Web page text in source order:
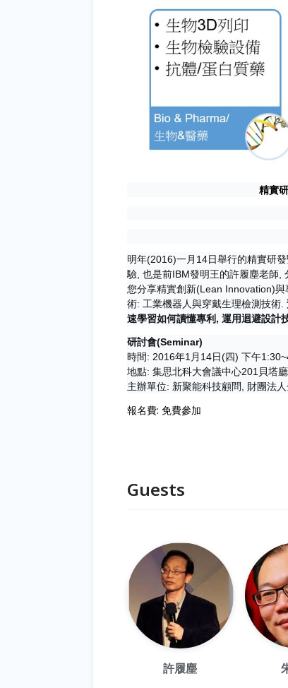
精實
明年(2016)一月14日舉行的精實研
驗, 也是前IBM發明王的許履塵老師,
您分享精實創新(Lean Innovation)
術: 工業機器人與穿戴生理檢測技術.
速學習如何讀懂專利, 運用迴避設計
研討會(Seminar)
時間: 2016年1月14日(四) 下午
地點: 集思北科大會議中心201貝塔
主辦單位: 新聚能科技顧問, 財團法
報名費: 免費參加
Guests
許履塵